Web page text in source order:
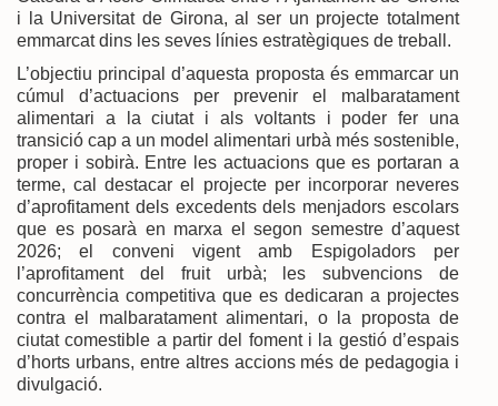
i la Universitat de Girona, al ser un projecte totalment
emmarcat dins les seves línies estratègiques de treball.
L’objectiu principal d’aquesta proposta és emmarcar un
cúmul d’actuacions per prevenir el malbaratament
alimentari a la ciutat i als voltants i poder fer una
transició cap a un model alimentari urbà més sostenible,
proper i sobirà. Entre les actuacions que es portaran a
terme, cal destacar el projecte per incorporar neveres
d’aprofitament dels excedents dels menjadors escolars
que es posarà en marxa el segon semestre d’aquest
2026; el conveni vigent amb Espigoladors per
l’aprofitament del fruit urbà; les subvencions de
concurrència competitiva que es dedicaran a projectes
contra el malbaratament alimentari, o la proposta de
ciutat comestible a partir del foment i la gestió d’espais
d’horts urbans, entre altres accions més de pedagogia i
divulgació.